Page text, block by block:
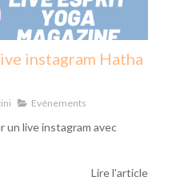
instagram Hatha
Evénements
un live instagram avec
Lire l'article